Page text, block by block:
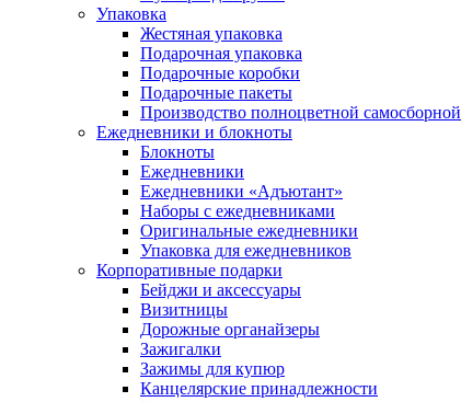
Упаковка
Жестяная упаковка
Подарочная упаковка
Подарочные коробки
Подарочные пакеты
Производство полноцветной
Ежедневники и блокноты
Блокноты
Ежедневники
Ежедневники «Адъютант»
Наборы с ежедневниками
Оригинальные ежедневники
Упаковка для ежедневников
Корпоративные подарки
Бейджи и аксессуары
Визитницы
Дорожные органайзеры
Зажигалки
Зажимы для купюр
Канцелярские принадлежности